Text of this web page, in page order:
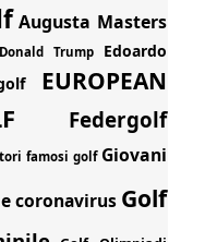
Augusta Masters
Donald Trump
Edoardo
EUROPEAN
Federgolf
famosi golf Giovani
coronavirus Golf